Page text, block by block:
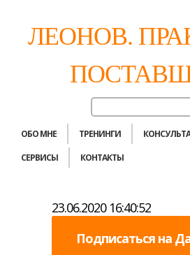
ЛЕОНОВ.
ОБО МНЕ ТРЕНИНГИ
СЕРВИСЫ
КОНТАКТЫ
23.06.2020 16:40:52
Подписаться на